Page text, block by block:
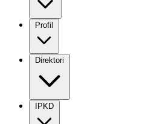
Profil
Direktori
IPKD